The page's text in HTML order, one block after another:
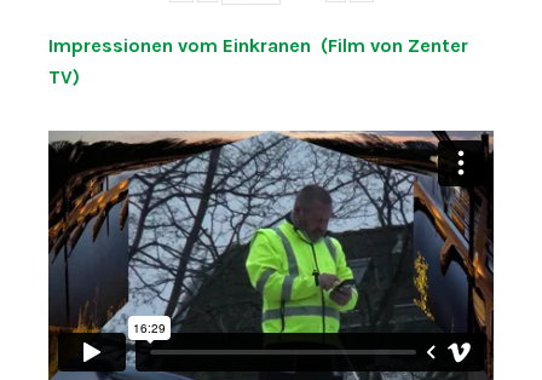
Impressionen vom Einkranen (Film von Zenter
TV)